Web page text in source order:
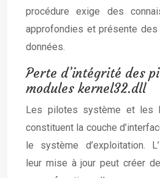
procédure exige des
approfondies et présente
données.
Perte d’intégrité des
modules kernel32.dll
Les pilotes système et les
constituent la couche
le système d’exploitation.
leur mise à jour peut créer